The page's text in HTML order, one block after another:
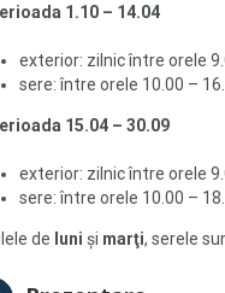
1.10 – 14.04
exterior: zilnic între orele
sere: între orele 10.00 –
15.04 – 30.09
exterior: zilnic între orele
sere: între orele 10.00 –
de luni şi marţi, serele